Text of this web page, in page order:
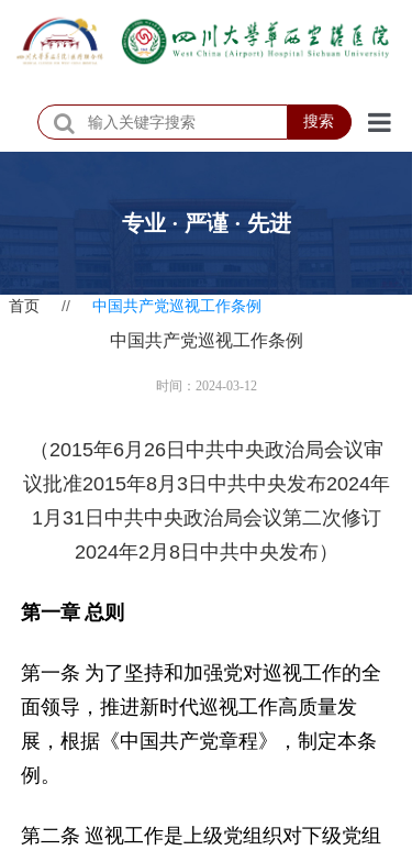
搜索
患者服务
科研教学
党建工作
院务公开
健康须知
专题专栏
VR全景导览
专业 · 严谨 · 先进
中国共产党巡视工作条例
时间：2024-03-12
（ 2015年6月 26日中共中央政治局会议审
议批准2015年8月 3日中共中央发布2024年
1月 31日中共中央政治局会议第二次修订
2024年2 月 8日中共中央发布）
第一章 总则
第一条 为了坚持和加强党对巡视工作的全
面领导，推进新时代巡视工作高质量发
展，根据《中国共产党章程》，制定本条
例。
第二条 巡视工作是上级党组织对下级党组
首页 // 中国共产党巡视工作条例